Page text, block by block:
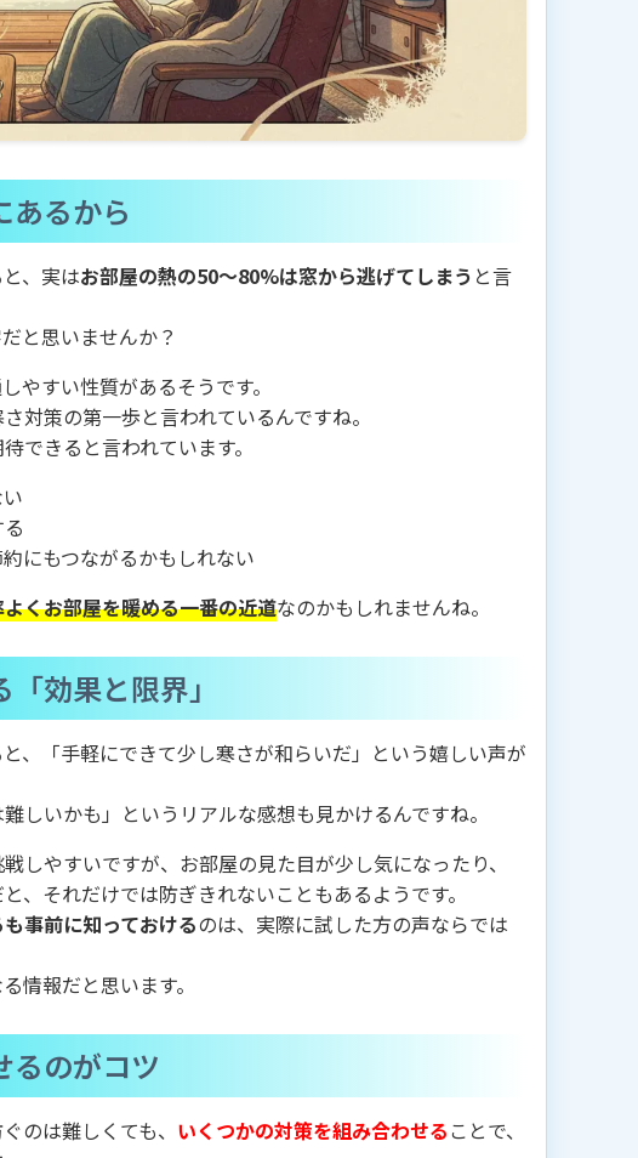
あるから
、実はお部屋の熱の50〜80%は窓から逃げてしまう と言
と思いませんか？
やすい性質があるそうです。
対策の第一歩と言われているんですね。
できると言われています。
にもつながるかもしれない
くお部屋を暖める一番の近道なのかもしれませんね。
効果と限界」
、「手軽にできて少し寒さが和らいだ」という嬉しい声が
しいかも」というリアルな感想も見かけるんですね。
しやすいですが、お部屋の見た目が少し気になったり、
、それだけでは防ぎきれないこともあるようです。
事前に知っておけるのは、実際に試した方の声ならでは
情報だと思います。
るのがコツ
のは難しくても、 いくつかの対策を組み合わせる ことで、